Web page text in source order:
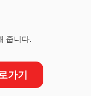
줍니다.
가기